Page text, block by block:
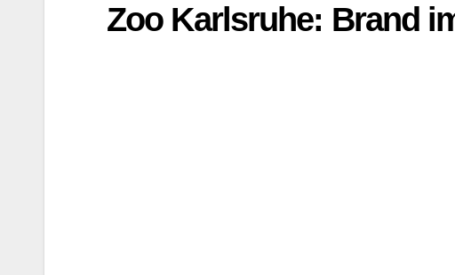
Zoo Karlsruhe: Brand